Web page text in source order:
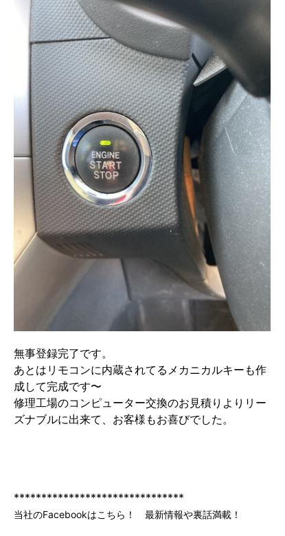
無事登録完了です。
あとはリモコンに内蔵されてるメカニカルキーも作
成して完成です〜
修理工場のコンピューター交換のお見積りよりリー
ズナブルに出来て、お客様もお喜びでした。
*******************************
当社のFacebookはこちら！ 最新情報や裏話満載！